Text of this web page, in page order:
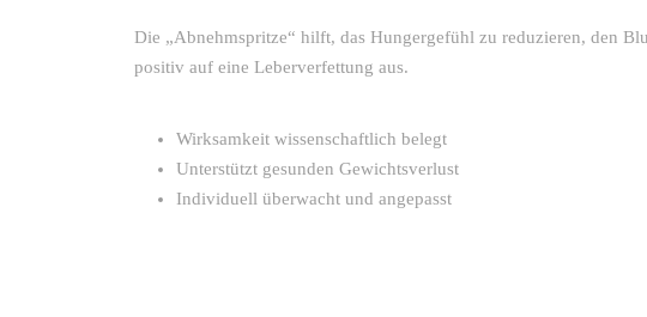
Die „Abnehmspritze“ hilft, das Hungergefühl zu reduzieren, den
positiv auf eine Leberverfettung aus.
Wirksamkeit wissenschaftlich belegt
Unterstützt gesunden Gewichtsverlust
Individuell überwacht und angepasst